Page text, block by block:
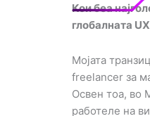
Кои беа
глобалната
Мојата
freelancer за
Освен тоа, во
работеле на